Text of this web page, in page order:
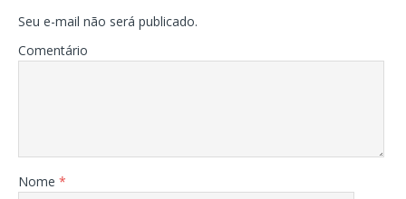
Seu e-mail não será publicado.
Comentário
Nome *